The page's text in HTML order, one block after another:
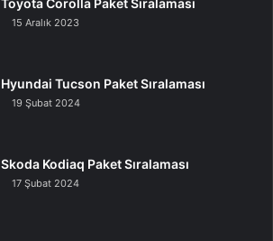
15 Aralık 2023
Hyundai Tucson Paket Sıralaması
19 Şubat 2024
Skoda Kodiaq Paket Sıralaması
17 Şubat 2024